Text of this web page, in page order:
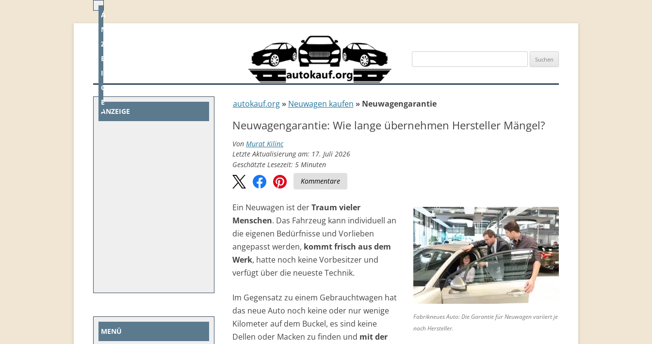
Suchen
autokauf.org Neuwagen kaufen Neuwagengarantie
Neuwagengarantie: Wie lange übernehmen Hersteller Mängel?
Von Murat Kilinc
Letzte Aktualisierung am: 17. Juli 2026
Geschätzte Lesezeit: 5 Minuten
Kommentare
Fabrikneues Auto: Die Garantie für Neuwagen variiert je
nach Hersteller.
Ein Neuwagen ist derTraum vieler
Menschen. Das Fahrzeug kann individuell an
die eigenen Bedürfnisse und Vorlieben
angepasst werden, kommt frisch aus dem
Werk, hatte noch keine Vorbesitzer und
verfügt über die neueste Technik.
Im Gegensatz zu einem Gebrauchtwagen hat
das neue Auto noch keine oder nur wenige
Kilometer auf dem Buckel, es sind keine
Dellen oder Macken zu finden und mit der
ANZEIGE
MENÜ
A
N
Z
E
I
G
E